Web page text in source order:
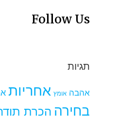
Follow Us
תגיות
אהבה אומץ אחריות
בחירה הכרת